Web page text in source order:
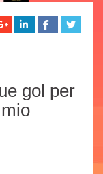
gol per